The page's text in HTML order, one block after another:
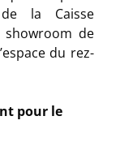
la Caisse
showroom de
du rez-
pour le